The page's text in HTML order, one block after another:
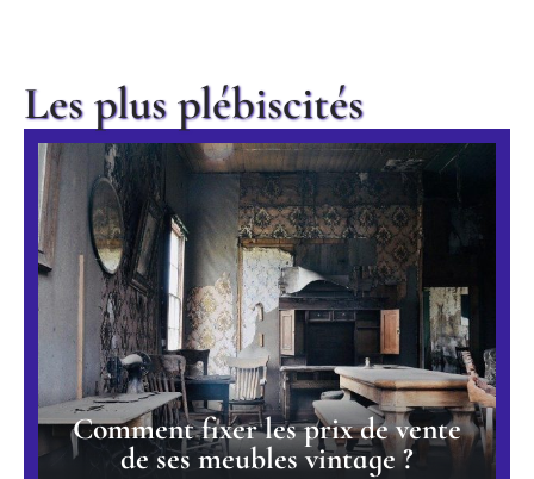
Les plus plébiscités
Comment fixer les prix de vente
de ses meubles vintage ?